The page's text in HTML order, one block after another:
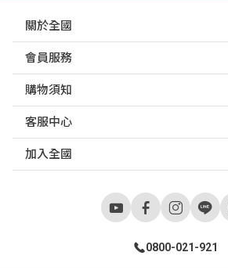
關於全國
會員服務
購物須知
客服中心
加入全國
0800-021-921